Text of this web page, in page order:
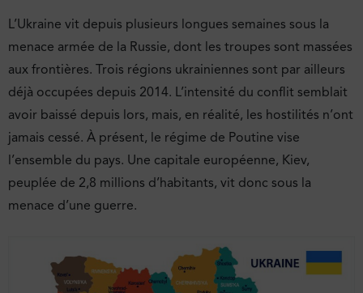
L’Ukraine vit depuis plusieurs longues semaines sous la
menace armée de la Russie, dont les troupes sont massées
aux frontières. Trois régions ukrainiennes sont par ailleurs
déjà occupées depuis 2014. L’intensité du conflit semblait
avoir baissé depuis lors, mais, en réalité, les hostilités n’ont
jamais cessé. À présent, le régime de Poutine vise
l’ensemble du pays. Une capitale européenne, Kiev,
peuplée de 2,8 millions d’habitants, vit donc sous la
menace d’une guerre.